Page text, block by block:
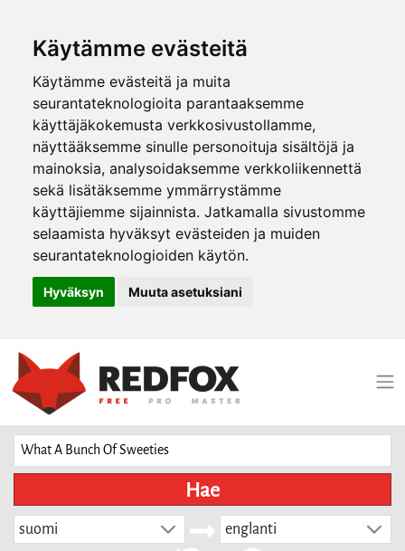
Käytämme evästeitä
Käytämme evästeitä ja muita
seurantateknologioita parantaaksemme
käyttäjäkokemusta verkkosivustollamme,
näyttääksemme sinulle personoituja sisältöjä ja
mainoksia, analysoidaksemme verkkoliikennettä
sekä lisätäksemme ymmärrystämme
käyttäjiemme sijainnista. Jatkamalla sivustomme
selaamista hyväksyt evästeiden ja muiden
seurantateknologioiden käytön.
Hyväksyn Muuta asetuksiani
Hae
suomi englanti